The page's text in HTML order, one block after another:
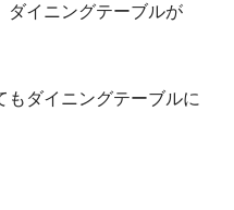
ダイニングテーブルが
ダイニングテーブルに